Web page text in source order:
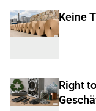
Keine
Right